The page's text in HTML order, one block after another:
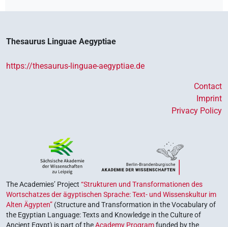
Thesaurus Linguae Aegyptiae
https://thesaurus-linguae-aegyptiae.de
Contact
Imprint
Privacy Policy
The Academies’ Project “Strukturen und Transformationen des
Wortschatzes der ägyptischen Sprache: Text- und Wissenskultur im
Alten Ägypten” (Structure and Transformation in the Vocabulary of
the Egyptian Language: Texts and Knowledge in the Culture of
Ancient Egypt) is part of theAcademy Programfunded by the